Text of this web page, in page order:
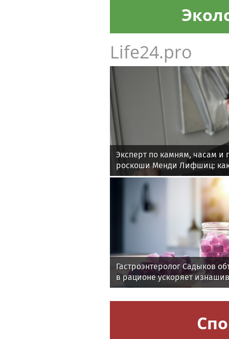
Life24.pro
Эксперт по камням, часам и
роскоши Менди Лифшиц:
любят солнца моря и
Гастроэнтеролог Садыков
в рационе ускоряет